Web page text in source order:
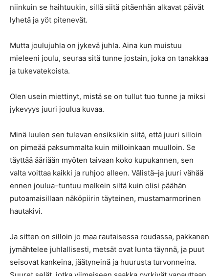
niinkuin se haihtuukin, sillä siitä pitäenhän alkavat päivät
lyhetä ja yöt pitenevät.
Mutta joulujuhla on jykevä juhla. Aina kun muistuu
mieleeni joulu, seuraa sitä tunne jostain, joka on tanakkaa
ja tukevatekoista.
Olen usein miettinyt, mistä se on tullut tuo tunne ja miksi
jykevyys juuri joulua kuvaa.
Minä luulen sen tulevan ensiksikin siitä, että juuri silloin
on pimeää paksummalta kuin milloinkaan muulloin. Se
täyttää ääriään myöten taivaan koko kupukannen, sen
valta voittaa kaikki ja ruhjoo alleen. Välistä–ja juuri vähää
ennen joulua–tuntuu melkein siltä kuin olisi päähän
putoamaisillaan näköpiirin täyteinen, mustamarmorinen
hautakivi.
Ja sitten on silloin jo maa rautaisessa roudassa, pakkanen
jymähtelee juhlallisesti, metsät ovat lunta täynnä, ja puut
seisovat kankeina, jäätyneinä ja huurusta turvonneina.